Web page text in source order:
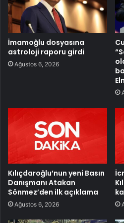
İmamoğlu dosyasına
astroloji raporu girdi
Ağustos 6, 2026
Kılıçdaroğlu’nun yeni Basın
Danışmanı Atakan
Sönmez’den ilk açıklama
Ağustos 6, 2026